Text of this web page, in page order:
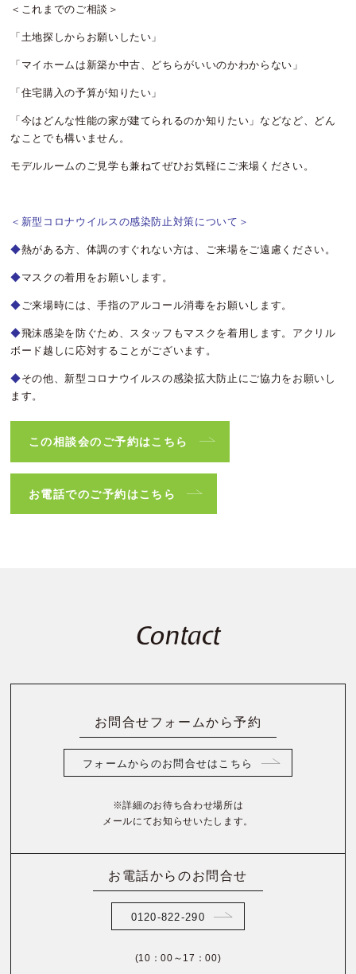
＜これまでのご相談＞
「土地探しからお願いしたい」
「マイホームは新築か中古、どちらがいいのかわからない」
「住宅購入の予算が知りたい」
「今はどんな性能の家が建てられるのか知りたい」などなど、どん
なことでも構いません。
モデルルームのご見学も兼ねてぜひお気軽にご来場ください。
＜新型コロナウイルスの感染防止対策について＞
◆熱がある方、体調のすぐれない方は、ご来場をご遠慮ください。
◆マスクの着用をお願いします。
◆ご来場時には、手指のアルコール消毒をお願いします。
◆飛沫感染を防ぐため、スタッフもマスクを着用します。アクリル
ボード越しに応対することがございます。
◆その他、新型コロナウイルスの感染拡大防止にご協力をお願いし
ます。
この相談会のご予約はこちら
お電話でのご予約はこちら
Contact
お問合せフォームから予約
フォームからのお問合せはこちら
※詳細のお待ち合わせ場所は
メールにてお知らせいたします。
お電話からのお問合せ
0120-822-290
(10：00～17：00)